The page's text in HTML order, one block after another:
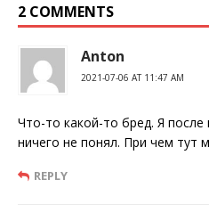
2 COMMENTS
Anton
2021-07-06 AT 11:47 AM
Что-то какой-то бред. Я после
ничего не понял. При чем тут
REPLY